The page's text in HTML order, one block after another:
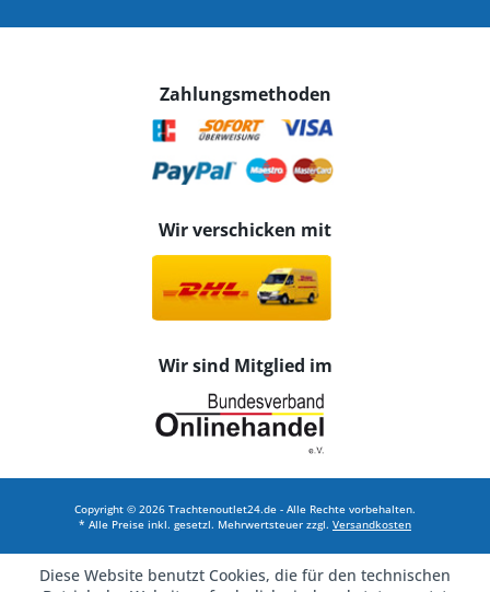
Zahlungsmethoden
Wir verschicken mit
Wir sind Mitglied im
Copyright © 2026 Trachtenoutlet24.de - Alle Rechte vorbehalten.
* Alle Preise inkl. gesetzl. Mehrwertsteuer zzgl. Versandkosten
Diese Website benutzt Cookies, die für den technischen